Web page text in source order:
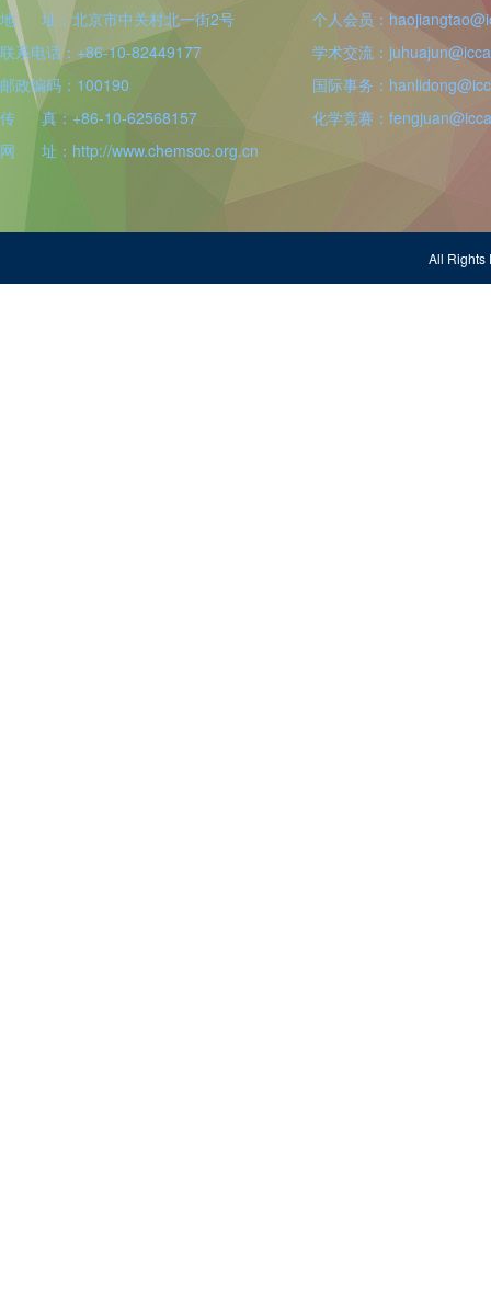
地 址：北京市中关村北一街2号
联系电话：+86-10-82449177
邮政编码：100190
传 真：+86-10-62568157
网 址：http://www.chemsoc.org.cn
个人会员：
学术交流：
国际事务：
化学竞赛：
All Rights